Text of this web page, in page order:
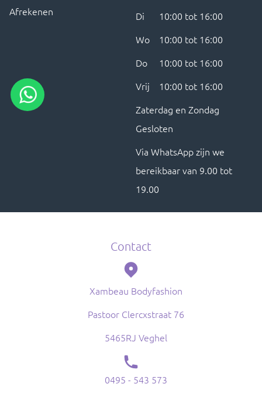
Afrekenen
Contact
Xambeau Bodyfashion
Pastoor Clercxstraat 76
5465RJ Veghel
0495 - 543 573
Di
10:00 tot 16:00
Wo
10:00 tot 16:00
Do
10:00 tot 16:00
Vrij
10:00 tot 16:00
Zaterdag en Zondag
Gesloten
Via WhatsApp zijn we
bereikbaar van 9.00 tot
19.00